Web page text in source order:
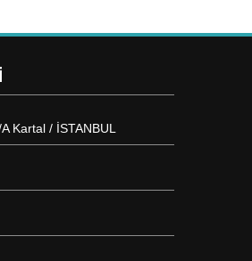
Kartal / İSTANBUL